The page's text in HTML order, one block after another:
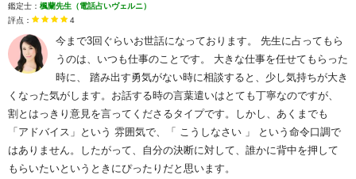
鑑定士： 楓蘭先生（電話占いヴェルニ）
評点：
4
今まで3回ぐらいお世話になっております。 先生に占ってもら
うのは、いつも仕事のことです。 大きな仕事を任せてもらった
時に、 踏み出す勇気がない時に相談すると、少し気持ちが大き
くなった気がします。お話する時の言葉遣いはとても丁寧なのですが、
割とはっきり意見を言ってくださるタイプです。しかし、あくまでも
「アドバイス」という 雰囲気で、「 こうしなさい 」 という命令口調で
はありません。したがって、自分の決断に対して、誰かに背中を押して
もらいたいというときにぴったりだと思います。